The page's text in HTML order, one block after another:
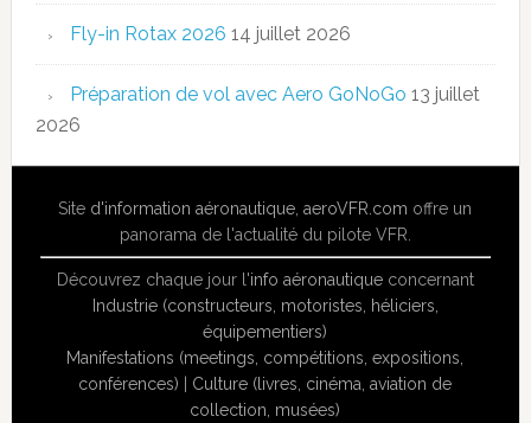
Fly-in Rotax 2026 14 juillet 2026
Préparation de vol avec Aero GoNoGo 13 juillet
2026
Site d'information aéronautique,aeroVFR.com offre un
panorama de l'actualité du pilote VFR.
Découvrez chaque jour l'info aéronautiqueconcernant
Industrie (constructeurs, motoristes, héliciers,
équipementiers)
Manifestations (meetings, compétitions, expositions,
conférences)
Culture (livres, cinéma, aviation de
collection, musées)